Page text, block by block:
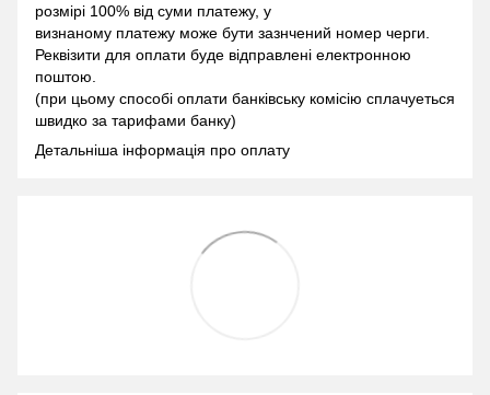
розмірі 100% від суми платежу, у
визнаному платежу може бути зазнчений номер черги.
Реквізити для оплати буде відправлені електронною
поштою.
(при цьому способі оплати банківську комісію сплачуеться
швидко за тарифами банку)
Детальніша інформація про оплату